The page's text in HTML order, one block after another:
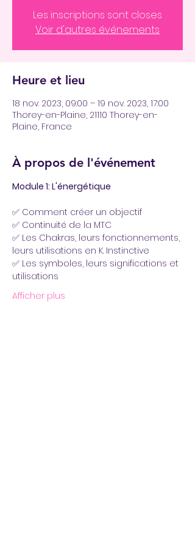
Les inscriptions sont closes
Voir d'autres événements
Heure et lieu
18 nov. 2023, 09:00 – 19 nov. 2023, 17:00
Thorey-en-Plaine, 21110 Thorey-en-
Plaine, France
À propos de l'événement
Module 1​: L'énergétique
✅ Comment créer un objectif
✅ Continuité de la MTC
✅ Les Chakras, leurs fonctionnements,
leurs utilisations en K. Instinctive
✅ Les symboles, leurs significations et
utilisations
Afficher plus